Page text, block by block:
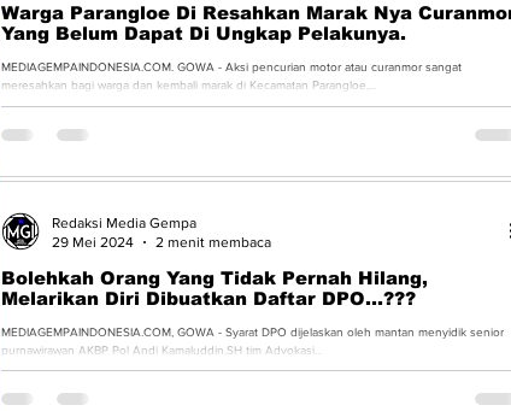
Warga Parangloe Di Resahkan Marak Nya
Yang Belum Dapat Di Ungkap Pelakunya.
MEDIAGEMPAINDONESIA.COM. GOWA - Aksi pencurian motor atau curanmor sangat
meresahkan bagi warga dan kembali marak di Kecamatan Parangloe,...
Bolehkah Orang Yang Tidak Pernah Hilang,
Melarikan Diri Dibuatkan Daftar DPO...???
MEDIAGEMPAINDONESIA.COM, GOWA - Syarat DPO dijelaskan oleh mantan menyidik senior
purnawirawan AKBP Pol Andi Kamaluddin.SH tim Advokasi...
Redaksi Media Gempa
29 Mei 2024
2 menit membaca